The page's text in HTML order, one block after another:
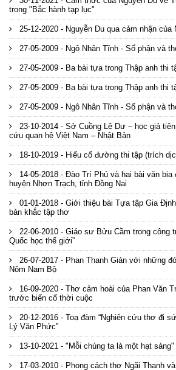
trong "Bắc hành tạp lục"
25-12-2020 - Nguyễn Du qua cảm nhận của
27-05-2009 - Ngô Nhân Tĩnh - Số phận và
27-05-2009 - Ba bài tựa trong Thập anh thi
27-05-2009 - Ba bài tựa trong Thập anh thi
27-05-2009 - Ngô Nhân Tĩnh - Số phận và
23-10-2014 - Sở Cuồng Lê Dư – học giả
cứu quan hệ Việt Nam – Nhật Bản
18-10-2019 - Hiếu cổ đường thi tập (trích
14-05-2018 - Đào Trí Phú và hai bài văn
huyện Nhơn Trạch, tỉnh Đồng Nai
01-01-2018 - Giới thiệu bài Tựa tập Gia
bản khắc tập thơ
22-06-2010 - Giáo sư Bửu Cầm trong công
Quốc học thế giới”
26-07-2017 - Phan Thanh Giản với những
Nôm Nam Bộ
16-09-2020 - Thơ cảm hoài của Phan Văn
trước biến cố thời cuộc
20-12-2016 - Toạ đàm “Nghiên cứu thơ đi
Lý Văn Phức”
13-10-2021 - "Mỗi chúng ta là một hạt sáng"
17-03-2010 - Phong cách thơ Ngãi Thanh